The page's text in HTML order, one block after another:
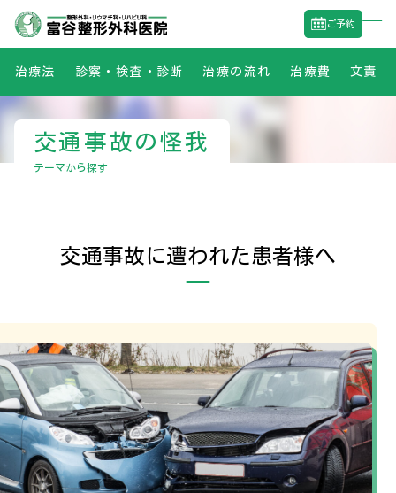
ご予約
治療法 診察・検査・診断 治療の流れ 治療費 文責
交通事故の怪我
テーマから探す
交通事故に遭われた患者様へ